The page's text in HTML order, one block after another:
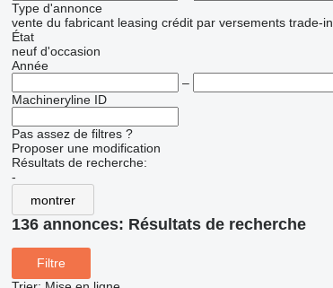
Type d'annonce
vente du fabricant leasing crédit par versements trade-
État
neuf d'occasion
Année
–
Machineryline ID
Pas assez de filtres ?
Proposer une modification
Résultats de recherche:
-
montrer
136 annonces: Résultats de recherche
Filtre